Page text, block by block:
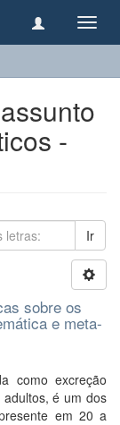
-
Ir
sobre os
e meta-
como excreção
é um dos
em 20 a